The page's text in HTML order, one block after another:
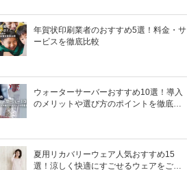
年賀状印刷業者のおすすめ5選！料金・サ
ービスを徹底比較
ウォーターサーバーおすすめ10選！導入
のメリットや選び方のポイントを徹底解
夏用リカバリーウェア人気おすすめ15
選！涼しく快適にすごせるウェアをご紹